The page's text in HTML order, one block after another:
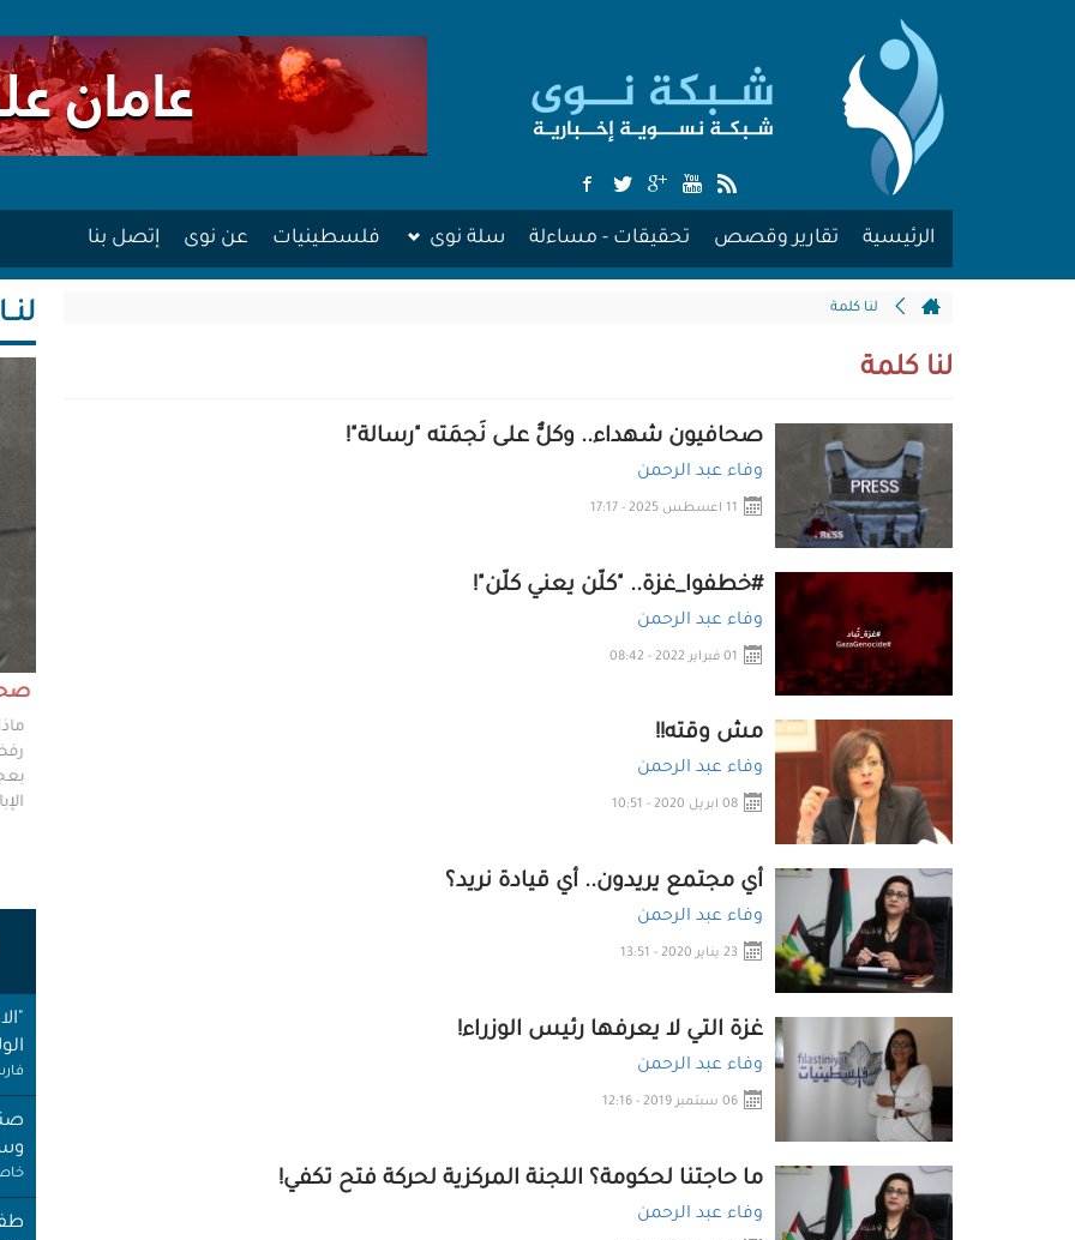
الرئيسية تقارير وقصص تحقيقات - مساءلة سلة نوى فلسطينيات عن نوى إتصل بنا
لنا كلمة
لنا كلمة
صحافيون شهداء.. وكلٌّ على نَجمَته "رسالة"!
وفاء عبد الرحمن
11 اعسطس 2025 - 17:17
#خطفوا_غزة.. "كلّن يعني كلّن"!
وفاء عبد الرحمن
01 فبراير 2022 - 08:42
مش وقته!!
وفاء عبد الرحمن
08 ابريل 2020 - 10:51
أي مجتمع يريدون.. أي قيادة نريد؟
وفاء عبد الرحمن
23 يناير 2020 - 13:51
غزة التي لا يعرفها رئيس الوزراء!
وفاء عبد الرحمن
06 سبتمبر 2019 - 12:16
ما حاجتنا لحكومة؟ اللجنة المركزية لحركة فتح تكفي!
وفاء عبد الرحمن